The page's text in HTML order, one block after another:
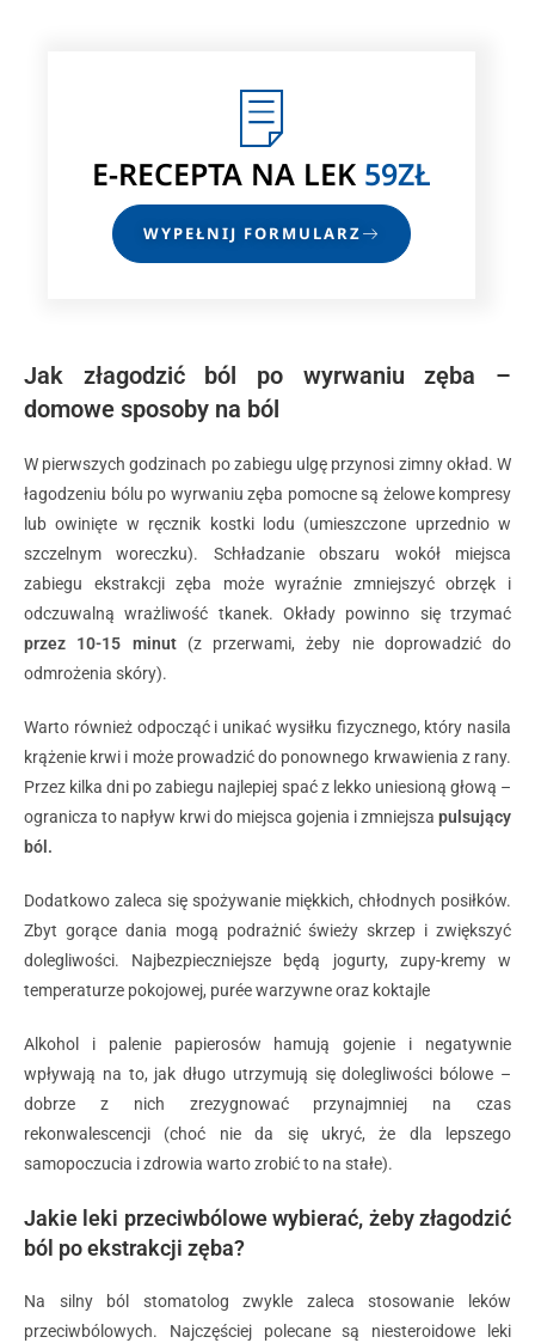
E-RECEPTA NA LEK 59ZŁ
WYPEŁNIJ FORMULARZ
Jak złagodzić ból po wyrwaniu zęba –
domowe sposoby na ból
W pierwszych godzinach po zabiegu ulgę przynosi zimny okład. W
łagodzeniu bólu po wyrwaniu zęba pomocne są żelowe kompresy
lub owinięte w ręcznik kostki lodu (umieszczone uprzednio w
szczelnym woreczku). Schładzanie obszaru wokół miejsca
zabiegu ekstrakcji zęba może wyraźnie zmniejszyć obrzęk i
odczuwalną wrażliwość tkanek. Okłady powinno się trzymać
przez 10-15 minut(z przerwami, żeby nie doprowadzić do
odmrożenia skóry).
Warto również odpocząć i unikać wysiłku fizycznego, który nasila
krążenie krwi i może prowadzić do ponownego krwawienia z rany.
Przez kilka dni po zabiegu najlepiej spać z lekko uniesioną głową –
ogranicza to napływ krwi do miejsca gojenia i zmniejsza pulsujący
ból .
Dodatkowo zaleca się spożywanie miękkich, chłodnych posiłków.
Zbyt gorące dania mogą podrażnić świeży skrzep i zwiększyć
dolegliwości. Najbezpieczniejsze będą jogurty, zupy-kremy w
temperaturze pokojowej, purée warzywne oraz koktajle
Alkohol i palenie papierosów hamują gojenie i negatywnie
wpływają na to, jak długo utrzymują się dolegliwości bólowe –
dobrze z nich zrezygnować przynajmniej na czas
rekonwalescencji (choć nie da się ukryć, że dla lepszego
samopoczucia i zdrowia warto zrobić to na stałe).
Jakie leki przeciwbólowe wybierać, żeby złagodzić
ból po ekstrakcji zęba?
Na silny ból stomatolog zwykle zaleca stosowanie leków
przeciwbólowych. Najczęściej polecane są niesteroidowe leki